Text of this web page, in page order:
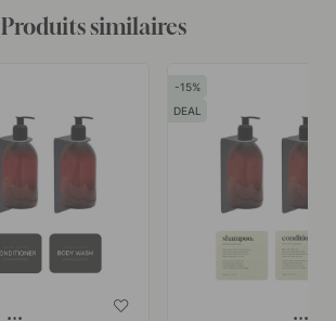
Produits similaires
15
DEAL